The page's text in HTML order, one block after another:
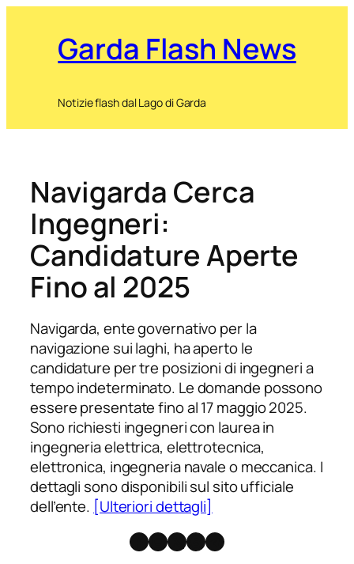
Garda Flash News
Notizie flash dal Lago di Garda
Navigarda Cerca
Ingegneri:
Candidature Aperte
Fino al 2025
Navigarda, ente governativo per la
navigazione sui laghi, ha aperto le
candidature per tre posizioni di ingegneri a
tempo indeterminato. Le domande possono
essere presentate fino al 17 maggio 2025.
Sono richiesti ingegneri con laurea in
ingegneria elettrica, elettrotecnica,
elettronica, ingegneria navale o meccanica. I
dettagli sono disponibili sul sito ufficiale
dell’ente. [Ulteriori dettagli]
Facebook
Instagram
X Threads
Telegram